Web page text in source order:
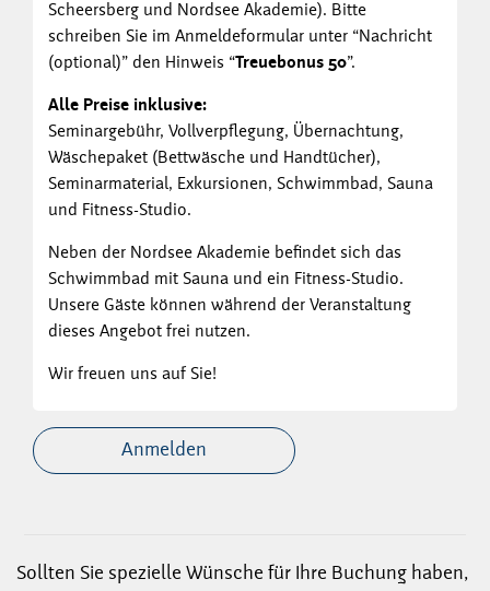
Scheersberg und Nordsee Akademie). Bitte
schreiben Sie im Anmeldeformular unter “Nachricht
(optional)” den Hinweis “Treuebonus 50”.
Alle Preise inklusive:
Seminargebühr, Vollverpflegung, Übernachtung,
Wäschepaket (Bettwäsche und Handtücher),
Seminarmaterial, Exkursionen, Schwimmbad, Sauna
und Fitness-Studio.
Neben der Nordsee Akademie befindet sich das
Schwimmbad mit Sauna und ein Fitness-Studio.
Unsere Gäste können während der Veranstaltung
dieses Angebot frei nutzen.
Wir freuen uns auf Sie!
Anmelden
Sollten Sie spezielle Wünsche für Ihre Buchung haben,